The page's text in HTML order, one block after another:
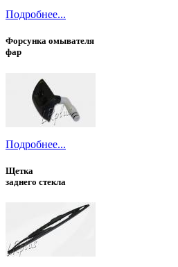
Подробнее...
Форсунка омывателя
фар
Подробнее...
Щетка
заднего стекла